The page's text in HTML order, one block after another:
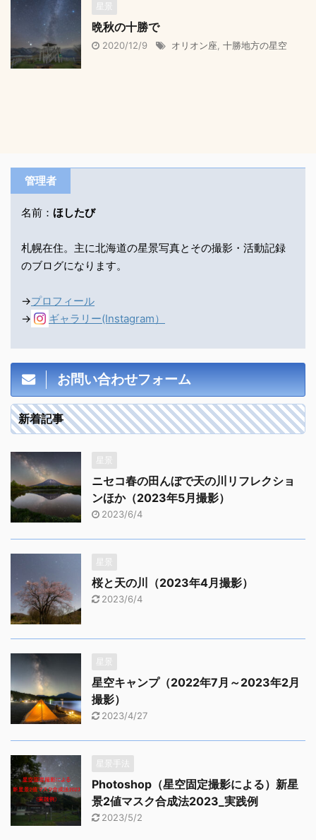
星景
晩秋の十勝で
2020/12/9 オリオン座, 十勝地方の星空
管理者
名前： ほしたび
札幌在住。主に北海道の星景写真とその撮影・活動記録
のブログになります。
→プロフィール
→
ギャラリー(Instagram）
お問い合わせフォーム
新着記事
星景
ニセコ春の田んぼで天の川リフレクショ
ンほか（2023年5月撮影）
2023/6/4
星景
桜と天の川（2023年4月撮影）
2023/6/4
星景
星空キャンプ（2022年7月～2023年2月
撮影）
2023/4/27
星景手法
Photoshop（星空固定撮影による）新星
景2値マスク合成法2023_実践例
2023/5/2